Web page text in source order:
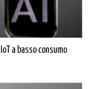
a basso consumo